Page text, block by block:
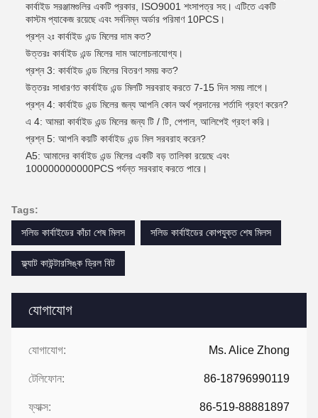
যোগাযোগ
যোগাযোগ: Ms. Alice Zhong
টেলিফোন: 86-18796990119
ফ্যাক্স: 86-519-88881897
কার্বাইড সরঞ্জামগুলির একটি প্রকার, ISO9001 শংসাপত্র সহ। এটিতে একটি
কাস্টম প্যাকেজ রয়েছে এবং সর্বনিম্ন অর্ডার পরিমাণ 10PCS।
প্রশ্ন ২ঃ কার্বাইড এন্ড মিলের দাম কত?
উত্তরঃ কার্বাইড এন্ড মিলের দাম আলোচনাযোগ্য।
প্রশ্ন 3: কার্বাইড এন্ড মিলের বিতরণ সময় কত?
উত্তরঃ সাধারণত কার্বাইড এন্ড মিলটি সরবরাহ করতে 7-15 দিন সময় লাগে।
প্রশ্ন 4: কার্বাইড এন্ড মিলের জন্য আপনি কোন অর্থ প্রদানের শর্তাদি গ্রহণ করেন?
এ 4: আমরা কার্বাইড এন্ড মিলের জন্য টি / টি, পেপাল, আলিপেই গ্রহণ করি।
প্রশ্ন 5: আপনি কয়টি কার্বাইড এন্ড মিল সরবরাহ করেন?
A5: আমাদের কার্বাইড এন্ড মিলের একটি বড় তালিকা রয়েছে এবং
100000000000PCS পর্যন্ত সরবরাহ করতে পারে।
Tags:
সলিড কার্বাইডের কাঁচা শেষ মিলস
সলিড কার্বাইডের কোপযুক্ত শেষ মিলস
ফ্ল্যাট কাউন্টারসিঙ্ক ড্রিল বিট